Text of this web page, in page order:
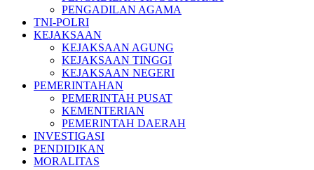
PENGADILAN AGAMA
TNI-POLRI
KEJAKSAAN
KEJAKSAAN AGUNG
KEJAKSAAN TINGGI
KEJAKSAAN NEGERI
PEMERINTAHAN
PEMERINTAH PUSAT
KEMENTERIAN
PEMERINTAH DAERAH
INVESTIGASI
PENDIDIKAN
MORALITAS